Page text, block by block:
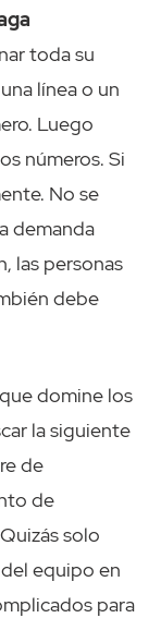
toda su
línea o un
Luego
números. Si
No se
demanda
las personas
debe
domine los
la siguiente
de
de
solo
equipo en
para